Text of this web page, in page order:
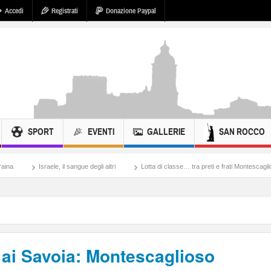
Accedi Registrati Donazione Paypal
SPORT EVENTI GALLERIE SAN ROCCO
sangue degli altri Lotta di classe… tra preti e frati Montescaglioso
Savoia: Montescaglioso